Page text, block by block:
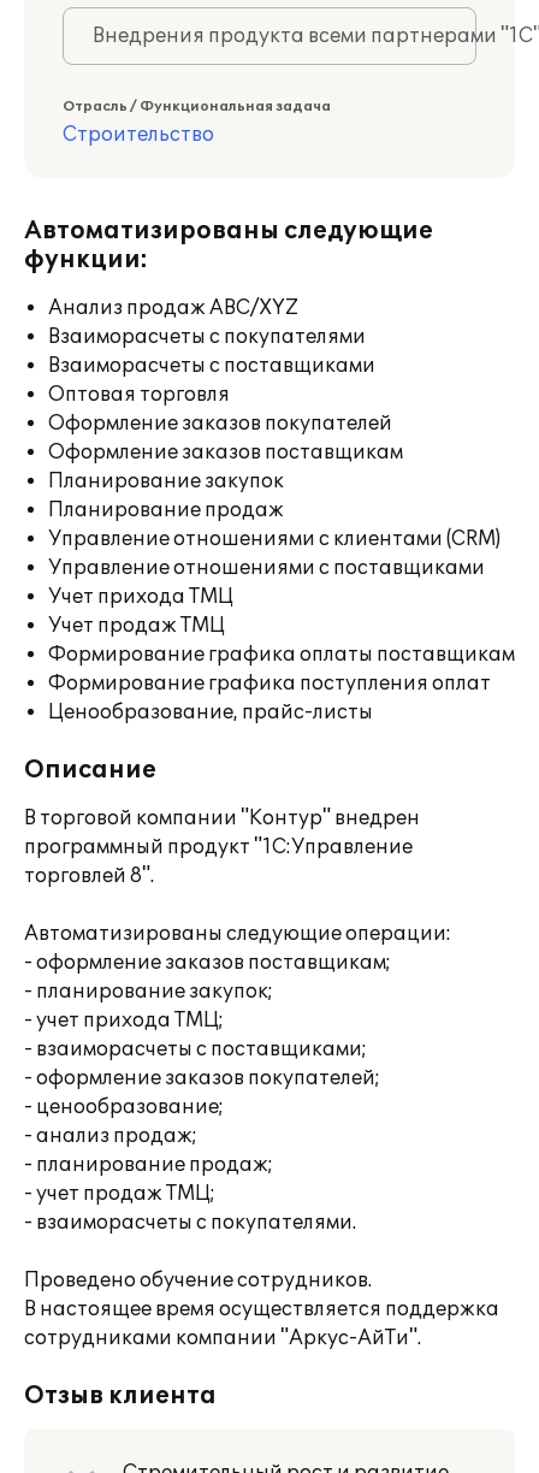
Внедрения продукта всеми партнерами
Отрасль / Функциональная задача
Строительство
Автоматизированы следующие
функции:
Анализ продаж ABC/XYZ
Взаиморасчеты с покупателями
Взаиморасчеты с поставщиками
Оптовая торговля
Оформление заказов покупателей
Оформление заказов поставщикам
Планирование закупок
Планирование продаж
Управление отношениями с клиентами (CRM)
Управление отношениями с поставщиками
Учет прихода ТМЦ
Учет продаж ТМЦ
Формирование графика оплаты поставщикам
Формирование графика поступления оплат
Ценообразование, прайс-листы
Описание
В торговой компании "Контур" внедрен
программный продукт "1С:Управление
торговлей 8".
Автоматизированы следующие операции:
- оформление заказов поставщикам;
- планирование закупок;
- учет прихода ТМЦ;
- взаиморасчеты с поставщиками;
- оформление заказов покупателей;
- ценообразование;
- анализ продаж;
- планирование продаж;
- учет продаж ТМЦ;
- взаиморасчеты с покупателями.
Проведено обучение сотрудников.
В настоящее время осуществляется поддержка
сотрудниками компании "Аркус-АйТи".
Отзыв клиента